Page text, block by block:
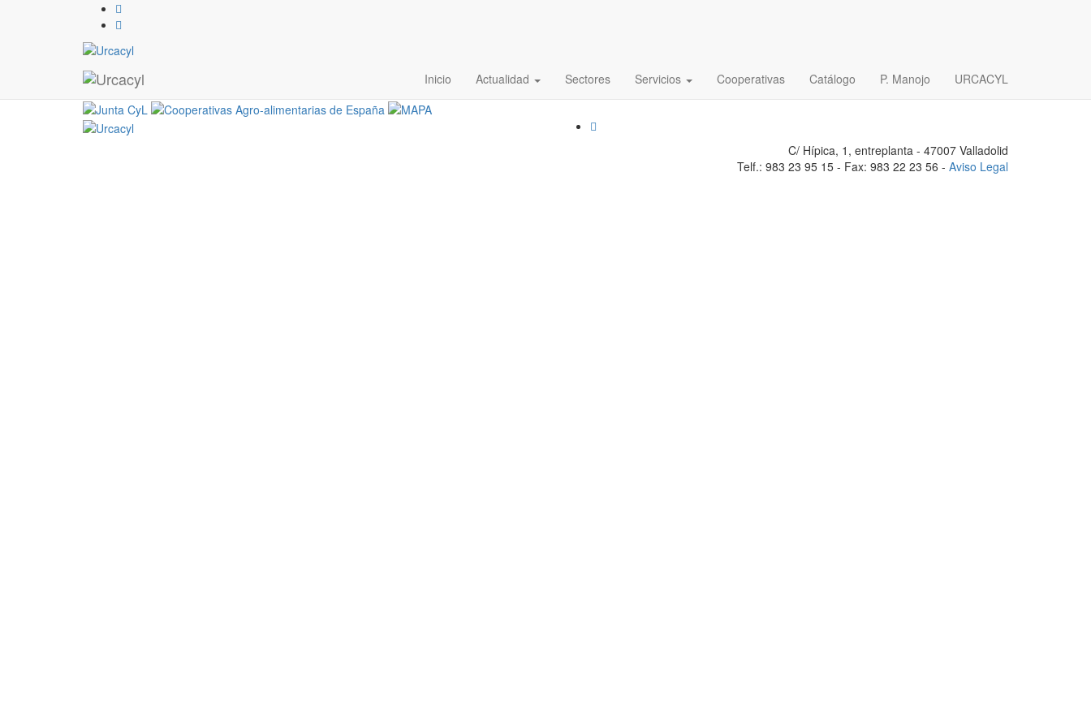
Inicio Actualidad Sectores Servicios Cooperativas Catálogo P. Manojo URCACYL
LOGO
02 / 02 / 2017
C/ Hípica, 1, entreplanta - 47007 Valladolid
Telf.: 983 23 95 15 - Fax: 983 22 23 56 - Aviso Legal